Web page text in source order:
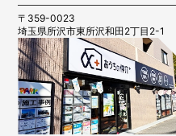
〒359-0023
埼玉県所沢市東所沢和田2丁目2-1